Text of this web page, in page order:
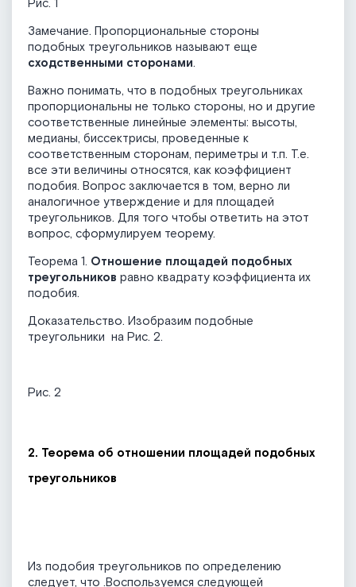
Рис. 1
Замечание. Пропорциональные стороны
подобных треугольников называют еще
сходственными сторонами.
Важно понимать, что в подобных треугольниках
пропорциональны не только стороны, но и другие
соответственные линейные элементы: высоты,
медианы, биссектрисы, проведенные к
соответственным сторонам, периметры и т.п. Т.е.
все эти величины относятся, как коэффициент
подобия. Вопрос заключается в том, верно ли
аналогичное утверждение и для площадей
треугольников. Для того чтобы ответить на этот
вопрос, сформулируем теорему.
Теорема 1. Отношение площадей подобных
треугольников равно квадрату коэффициента их
подобия.
Доказательство. Изобразим подобные
треугольники на Рис. 2.
Рис. 2
2. Теорема об отношении площадей подобных
треугольников
Из подобия треугольников по определению
следует, что .Воспользуемся следующей